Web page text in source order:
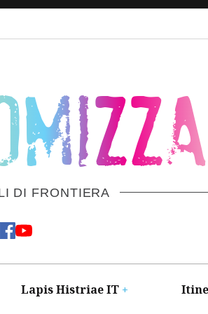
DI FRONTIERA
Lapis Histriae IT